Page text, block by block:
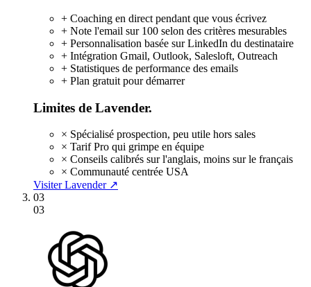
+ Coaching en direct pendant que vous écrivez
+ Note l'email sur 100 selon des critères mesurables
+ Personnalisation basée sur LinkedIn du destinataire
+ Intégration Gmail, Outlook, Salesloft, Outreach
+ Statistiques de performance des emails
+ Plan gratuit pour démarrer
Limites de Lavender.
× Spécialisé prospection, peu utile hors sales
× Tarif Pro qui grimpe en équipe
× Conseils calibrés sur l'anglais, moins sur le français
× Communauté centrée USA
Visiter Lavender ↗
03
03